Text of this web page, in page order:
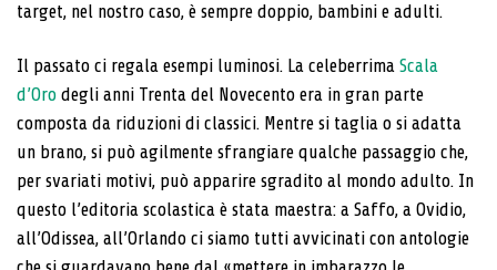
target, nel nostro caso, è sempre doppio, bambini e adulti.
Il passato ci regala esempi luminosi. La celeberrima Scala
d’Oro degli anni Trenta del Novecento era in gran parte
composta da riduzioni di classici. Mentre si taglia o si adatta
un brano, si può agilmente sfrangiare qualche passaggio che,
per svariati motivi, può apparire sgradito al mondo adulto. In
questo l’editoria scolastica è stata maestra: a Saffo, a Ovidio,
all’Odissea, all’Orlando ci siamo tutti avvicinati con antologie